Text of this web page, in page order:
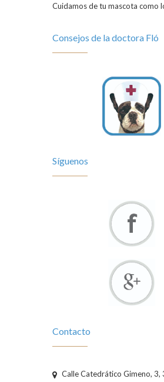
Cuidamos de tu mascota como
Consejos de la doctora Fló
Síguenos
Contacto
Calle Catedrático Gimeno, 3,